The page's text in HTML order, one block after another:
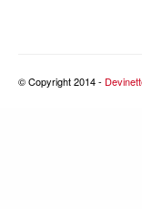
© Copyright 2014 -